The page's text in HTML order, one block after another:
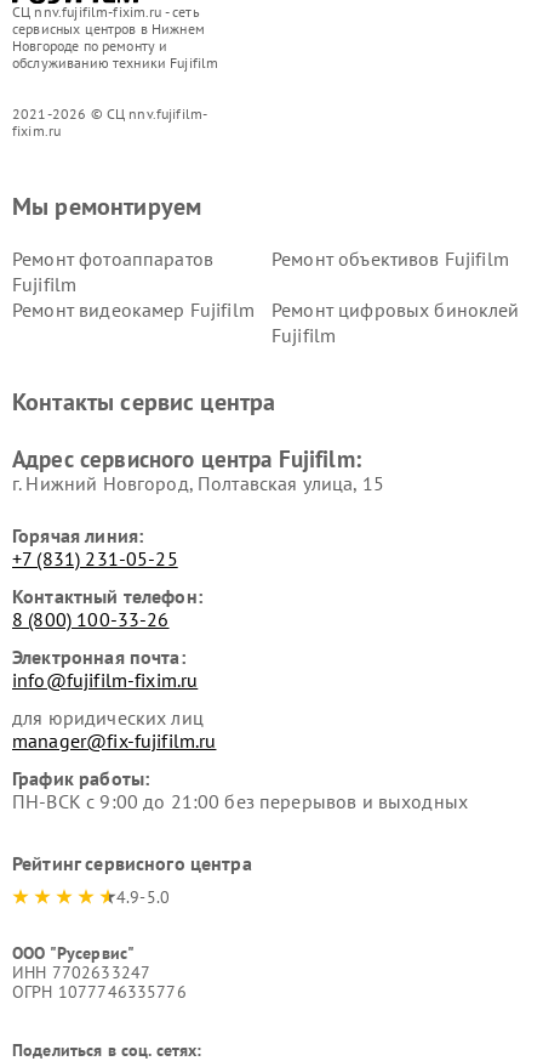
СЦ nnv.fujifilm-fixim.ru - сеть
сервисных центров в Нижнем
Новгороде по ремонту и
обслуживанию техники Fujifilm
2021-2026 © СЦ nnv.fujifilm-
fixim.ru
Мы ремонтируем
Ремонт фотоаппаратов
Fujifilm
Ремонт объективов Fujifilm
Ремонт видеокамер Fujifilm
Ремонт цифровых биноклей
Fujifilm
Контакты сервис центра
Адрес сервисного центра Fujifilm:
г. Нижний Новгород, Полтавская улица, 15
Горячая линия:
+7 (831) 231-05-25
Контактный телефон:
8 (800) 100-33-26
Электронная почта:
info@fujifilm-fixim.ru
для юридических лиц
manager@fix-fujifilm.ru
График работы:
ПН-ВСК с 9:00 до 21:00 без перерывов и выходных
Рейтинг сервисного центра
4.9-5.0
ООО "Русервис"
ИНН 7702633247
ОГРН 1077746335776
Поделиться в соц. сетях: